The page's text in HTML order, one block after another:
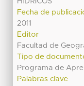
Fecha de
2011
Editor
Facultad de
Tipo de
Programa de
Palabras clave